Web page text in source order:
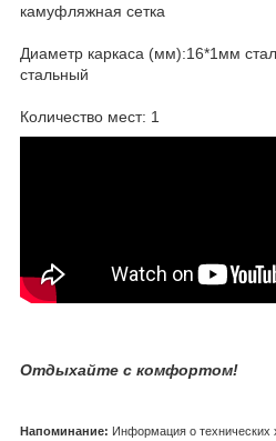
камуфляжная сетка
Диаметр каркаса (мм):16*1мм
стальный
Количество мест: 1
Отдыхайте с комфортом!
Напоминание: Информация о технических